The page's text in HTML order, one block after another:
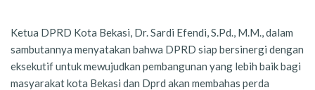
Ketua DPRD Kota Bekasi, Dr. Sardi Efendi, S.Pd., M.M., dalam
sambutannya menyatakan bahwa DPRD siap bersinergi dengan
eksekutif untuk mewujudkan pembangunan yang lebih baik bagi
masyarakat kota Bekasi dan Dprd akan membahas perda